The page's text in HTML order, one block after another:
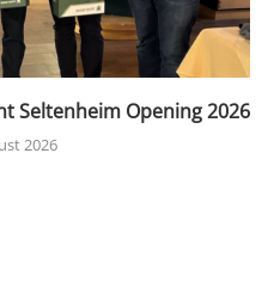
Seltenheim Opening 2026
2026